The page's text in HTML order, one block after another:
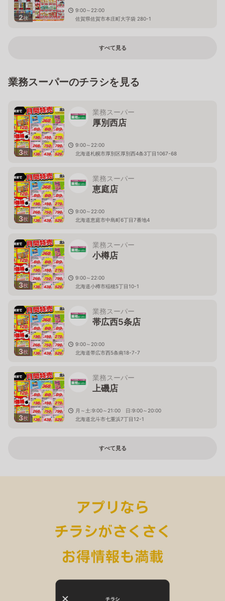
2枚
9:00～22:00
佐賀県佐賀市本庄町大字袋 280-1
すべて見る
業務スーパーのチラシを見る
3枚
業務スーパー
厚別西店
9:00～22:00
北海道札幌市厚別区厚別西4条3丁目1067-68
3枚
業務スーパー
恵庭店
9:00～22:00
北海道恵庭市中島町6丁目7番地4
3枚
業務スーパー
小樽店
9:00～22:00
北海道小樽市稲穂5丁目10-1
3枚
業務スーパー
帯広西5条店
9:00～20:00
北海道帯広市西5条南18-7-7
3枚
業務スーパー
上磯店
月～土:9:00～21:00 日:9:00～20:00
北海道北斗市七重浜7丁目12-1
すべて見る